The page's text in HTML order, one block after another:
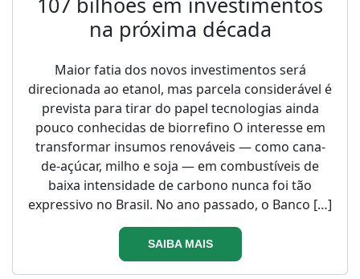
na próxima década
Maior fatia dos novos investimentos será
direcionada ao etanol, mas parcela considerável é
prevista para tirar do papel tecnologias ainda
pouco conhecidas de biorrefino O interesse em
transformar insumos renováveis — como cana-
de-açúcar, milho e soja — em combustíveis de
baixa intensidade de carbono nunca foi tão
expressivo no Brasil. No ano passado, o Banco […]
SAIBA MAIS